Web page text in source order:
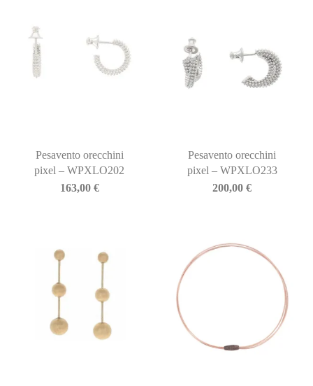
Pesavento orecchini
pixel – WPXLO202
163,00 €
Pesavento orecchini
pixel – WPXLO233
200,00€